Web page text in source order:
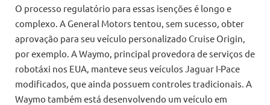
O processo regulatório para essas isenções é longo e
complexo. A General Motors tentou, sem sucesso, obter
aprovação para seu veículo personalizado Cruise Origin,
por exemplo. A Waymo, principal provedora de serviços de
robotáxi nos EUA, manteve seus veículos Jaguar I-Pace
modificados, que ainda possuem controles tradicionais. A
Waymo também está desenvolvendo um veículo em